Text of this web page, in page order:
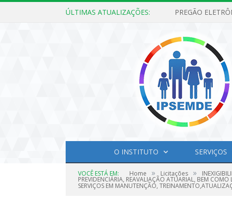
ÚLTIMAS ATUALIZAÇÕES:
O INSTITUTO SERVIÇOS
VOCÊ ESTÁ EM: Home » Licitações »
PREVIDENCIÁRIA, REAVALIAÇÃO ATUARIAL, BEM COMO
SERVIÇOS EM MANUTENÇÃO,